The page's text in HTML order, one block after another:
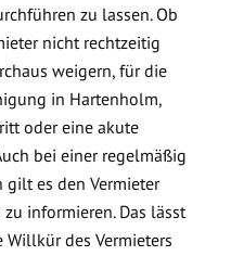
zu lassen. Ob
nicht rechtzeitig
weigern, für die
in Hartenholm,
oder eine akute
bei einer regelmäßig
es den Vermieter
informieren. Das lässt
des Vermieters